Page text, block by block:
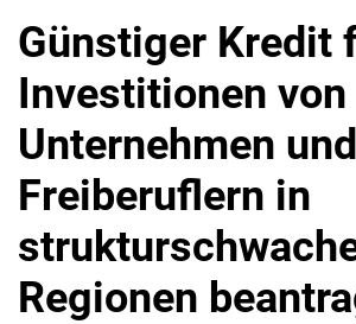
Günstiger Kredit
Investitionen von
Unternehmen und
Freiberuflern in
Regionen